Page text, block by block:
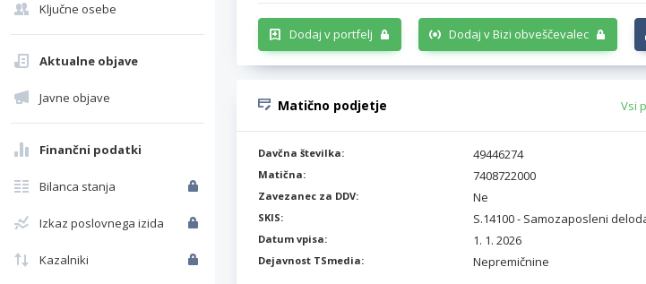
Ključne osebe
Aktualne objave
Javne objave
Finančni podatki
Bilanca stanja
Izkaz poslovnega izida
Kazalniki
Dodaj v portfelj Dodaj v Bizi obveščevalec
Matično podjetje Vsi
Davčna številka: 49446274
Matična: 7408722000
Zavezanec za DDV: Ne
SKIS: S.14100 - Samozaposleni
Datum vpisa: 1. 1. 2026
Dejavnost TSmedia: Nepremičnine